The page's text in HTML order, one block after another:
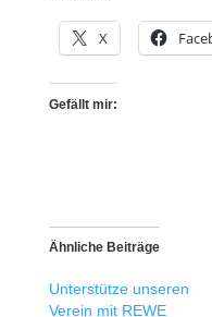
X
Gefällt mir:
Ähnliche Beiträge
Unterstütze unseren
Verein mit REWE